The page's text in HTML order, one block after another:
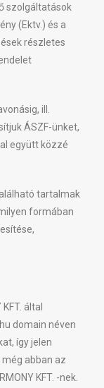
szolgáltatások
(Ektv.) és a
részletes
ill.
ÁSZF-ünket,
együtt közzé
tartalmak
formában
által
domain néven
így jelen
abban az
KFT. -nek.